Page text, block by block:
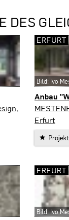
DES
Anbau
Erfurt
Erfurt
ERFURT
Bild: Ivo
ERFURT
Bild: Ivo